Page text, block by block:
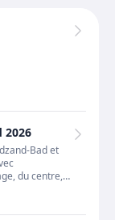
2026
Bad et
du centre,